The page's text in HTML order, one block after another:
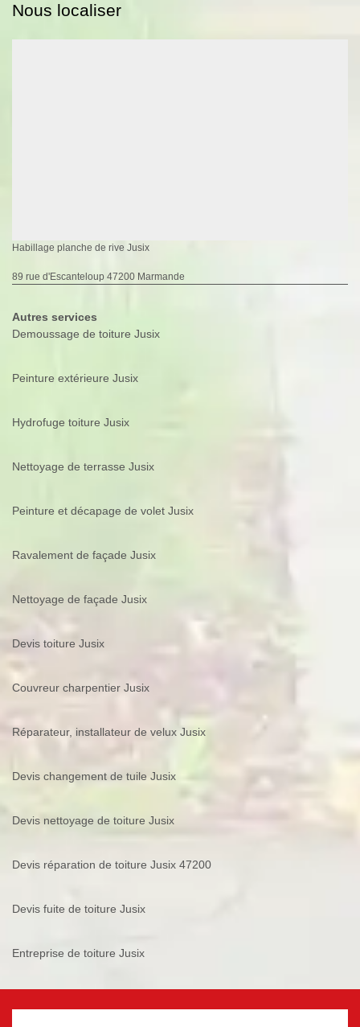
Nous localiser
Habillage planche de rive Jusix
89 rue d'Escanteloup 47200 Marmande
Autres services
Demoussage de toiture Jusix
Peinture extérieure Jusix
Hydrofuge toiture Jusix
Nettoyage de terrasse Jusix
Peinture et décapage de volet Jusix
Ravalement de façade Jusix
Nettoyage de façade Jusix
Devis toiture Jusix
Couvreur charpentier Jusix
Réparateur, installateur de velux Jusix
Devis changement de tuile Jusix
Devis nettoyage de toiture Jusix
Devis réparation de toiture Jusix 47200
Devis fuite de toiture Jusix
Entreprise de toiture Jusix